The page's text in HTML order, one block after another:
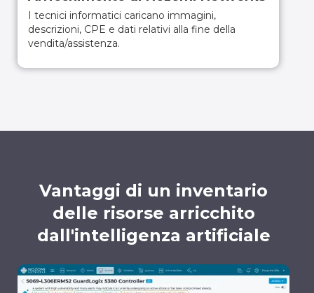
I tecnici informatici caricano immagini,
descrizioni, CPE e dati relativi alla fine della
vendita/assistenza.
Vantaggi di un inventario
delle risorse arricchito
dall'intelligenza artificiale